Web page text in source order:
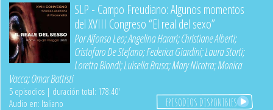
SLP - Campo Freudiano: Algunos momentos
del XVIII Congreso “El real del sexo”
PorAlfonso Leo;Angelina Harari;Christiane Alberti;
Cristofaro De Stefano;Federica Giardini;Laura Storti;
Loretta Biondi;Luisella Brusa;Mary Nicotra;Monica
Vacca;Omar Battisti
5 episodios | duración total: 178:40'
Audio en: Italiano
EPISODIOS DISPONIBLES